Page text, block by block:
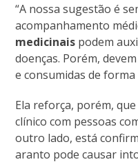
“A nossa sugestão é
acompanhamento
medicinais podem
doenças. Porém,
e consumidas de
Ela reforça, porém,
clínico com pessoas
outro lado, está
aranto pode causar